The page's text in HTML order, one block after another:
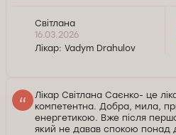
Світлана
16.03.2026
Лікар: Vadym Drahulov
Лікар Світлана Саєнко- це
компетентна. Добра, мила,
енергетикою. Вже після
який не давав спокою понад